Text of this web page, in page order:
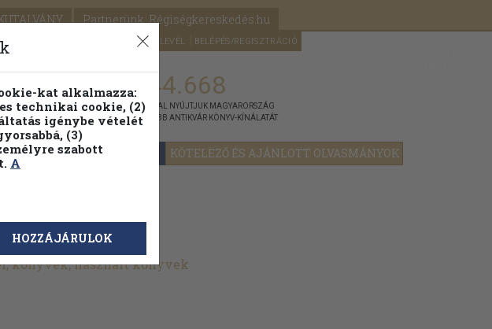
Partnerünk: Régiségkereskedés.hu
SEGÍTSÉG HÍRLEVÉL BELÉPÉS/REGISZTRÁCIÓ
OLVASMÁNYOK KÖTELEZŐ ÉS AJÁNLOTT OLVASMÁNYOK
Témaköri fa 1.144.668
KIADVÁNNYAL NYÚJTJUK MAGYARORSZÁG
LEGNAGYOBB ANTIKVÁR KÖNYV-KÍNÁLATÁT
könyvek, használt könyvek
kat alkalmazza:
technikai cookie, (2)
igénybe vételét
(3)
szabott
A
HOZZÁJÁRULOK